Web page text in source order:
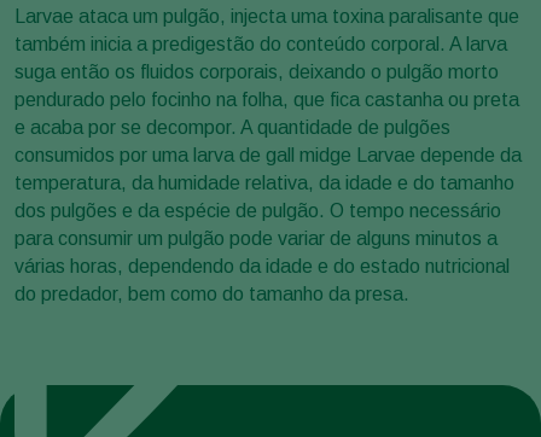
Larvae ataca um pulgão, injecta uma toxina paralisante que
também inicia a predigestão do conteúdo corporal. A larva
suga então os fluidos corporais, deixando o pulgão morto
pendurado pelo focinho na folha, que fica castanha ou preta
e acaba por se decompor. A quantidade de pulgões
consumidos por uma larva de gall midge Larvae depende da
temperatura, da humidade relativa, da idade e do tamanho
dos pulgões e da espécie de pulgão. O tempo necessário
para consumir um pulgão pode variar de alguns minutos a
várias horas, dependendo da idade e do estado nutricional
do predador, bem como do tamanho da presa.